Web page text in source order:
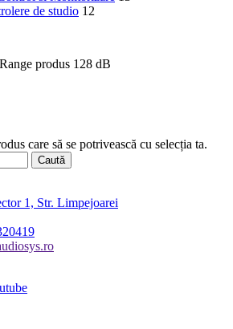
de studio 12
produs 128 dB
care să se potrivească cu selecția ta.
Caută
1, Str. Limpejoarei